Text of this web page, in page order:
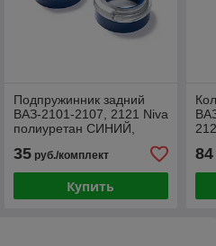
Подпружинник задний
ВАЗ-2101-2107, 2121 Niva
полиуретан СИНИЙ,
увеличенный с чашкой. 2
шт
35руб./комплект
Купить
84